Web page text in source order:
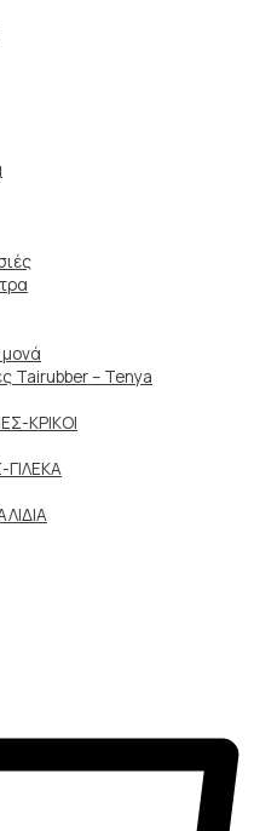
Tairubber – Tenya
ΚΡΙΚΟΙ